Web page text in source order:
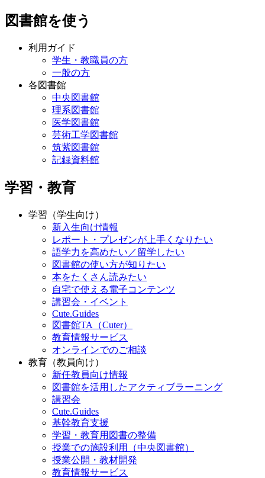
図書館を使う
利用ガイド
学生・教職員の方
一般の方
各図書館
中央図書館
理系図書館
医学図書館
芸術工学図書館
筑紫図書館
記録資料館
学習・教育
学習（学生向け）
新入生向け情報
レポート・プレゼンが上手くなりたい
語学力を高めたい／留学したい
図書館の使い方が知りたい
本をたくさん読みたい
自宅で使える電子コンテンツ
講習会・イベント
Cute.Guides
図書館TA（Cuter）
教育情報サービス
オンラインでのご相談
教育（教員向け）
新任教員向け情報
図書館を活用したアクティブラーニング
講習会
Cute.Guides
基幹教育支援
学習・教育用図書の整備
授業での施設利用（中央図書館）
授業公開・教材開発
教育情報サービス